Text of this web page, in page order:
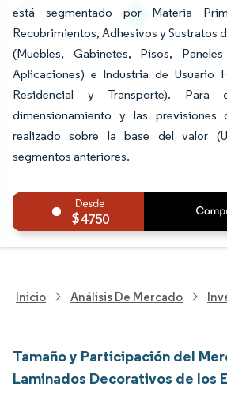
está segmentado por Materia
Recubrimientos, Adhesivos y Sustratos
(Muebles, Gabinetes, Pisos,
Aplicaciones) e Industria de Usuario
Residencial y Transporte). Para
dimensionamiento y las previsiones
realizado sobre la base del valor
segmentos anteriores.
4750
Inicio Análisis De Mercado
Tamaño y Participación del
Laminados Decorativos de los